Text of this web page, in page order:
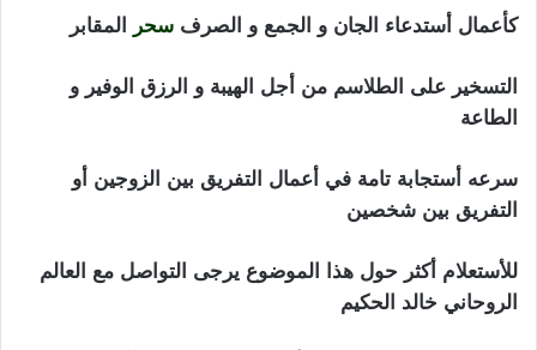
كأعمال أستدعاء الجان و الجمع و الصرف سحر المقابر
التسخير على الطلاسم من أجل الهيبة و الرزق الوفير و
الطاعة
سرعه أستجابة تامة في أعمال التفريق بين الزوجين أو
التفريق بين شخصين
للأستعلام أكثر حول هذا الموضوع يرجى التواصل مع العالم
الروحاني خالد الحكيم